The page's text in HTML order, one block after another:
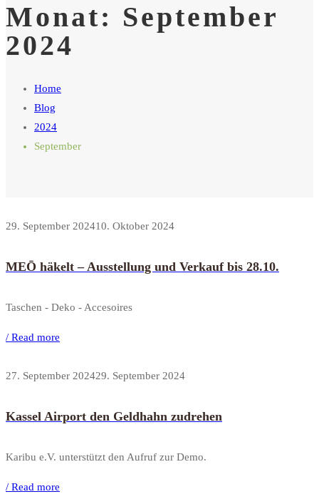
Monat: September
2024
Home
Blog
2024
September
29. September 202410. Oktober 2024
MEŌ häkelt – Ausstellung und Verkauf bis 28.10.
Taschen - Deko - Accesoires
/ Read more
27. September 202429. September 2024
Kassel Airport den Geldhahn zudrehen
Karibu e.V. unterstützt den Aufruf zur Demo.
/ Read more